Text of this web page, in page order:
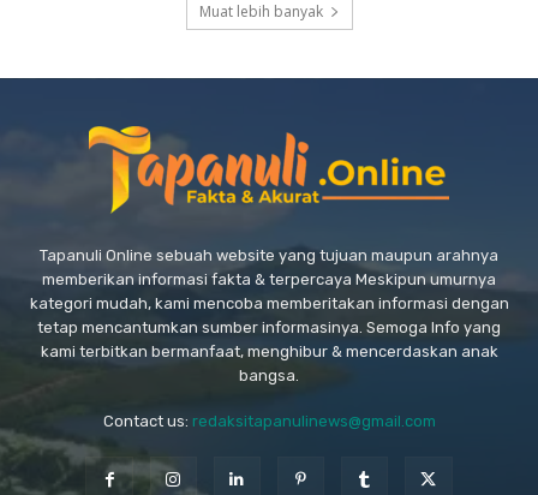
Muat lebih banyak
Tapanuli Online sebuah website yang tujuan maupun arahnya
memberikan informasi fakta & terpercaya Meskipun umurnya
kategori mudah, kami mencoba memberitakan informasi dengan
tetap mencantumkan sumber informasinya. Semoga Info yang
kami terbitkan bermanfaat, menghibur & mencerdaskan anak
bangsa.
Contact us: redaksitapanulinews@gmail.com